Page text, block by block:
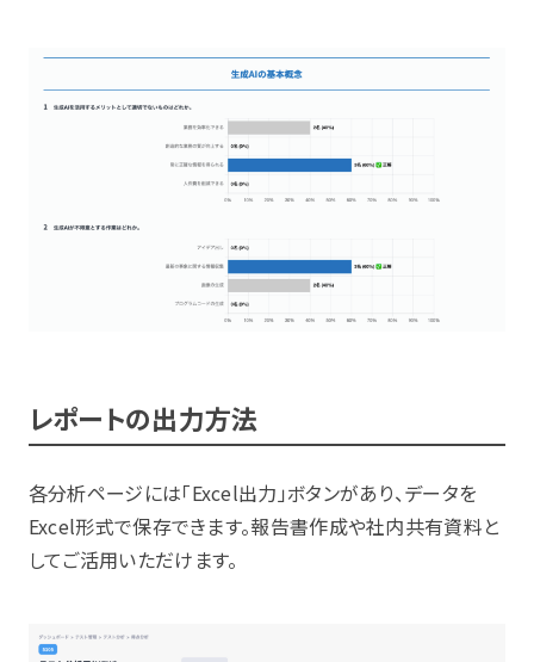
レポートの出力方法
各分析ページには「Excel出力」ボタンがあり、データを
Excel形式で保存できます。報告書作成や社内共有資料と
してご活用いただけます。